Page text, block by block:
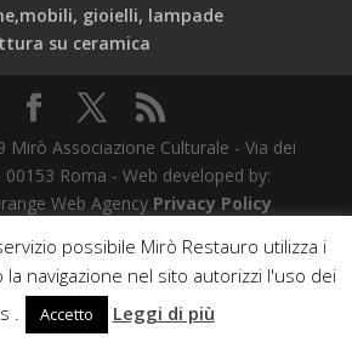
gioielli, lampade
su ceramica
Mirò Associazione Culturale - Via dei
00153 Roma - Web developed by:
Web Agency Privacy Policy
possibile Mirò Restauro utilizza i
navigazione nel sito autorizzi l'uso dei
.
Accetto Leggi di più